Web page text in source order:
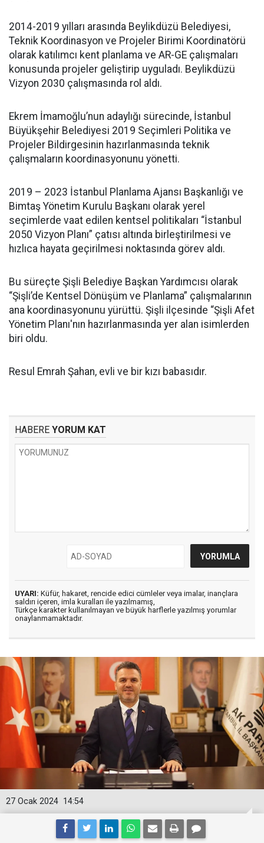
2014-2019 yılları arasında Beylikdüzü Belediyesi,
Teknik Koordinasyon ve Projeler Birimi Koordinatörü
olarak katılımcı kent planlama ve AR-GE çalışmaları
konusunda projeler geliştirip uyguladı. Beylikdüzü
Vizyon 2030 çalışmasında rol aldı.
Ekrem İmamoğlu’nun adaylığı sürecinde, İstanbul
Büyükşehir Belediyesi 2019 Seçimleri Politika ve
Projeler Bildirgesinin hazırlanmasında teknik
çalışmaların koordinasyonunu yönetti.
2019 – 2023 İstanbul Planlama Ajansı Başkanlığı ve
Bimtaş Yönetim Kurulu Başkanı olarak yerel
seçimlerde vaat edilen kentsel politikaları “İstanbul
2050 Vizyon Planı” çatısı altında birleştirilmesi ve
hızlıca hayata geçirilmesi noktasında görev aldı.
Bu süreçte Şişli Belediye Başkan Yardımcısı olarak
“Şişli’de Kentsel Dönüşüm ve Planlama” çalışmalarının
ana koordinasyonunu yürüttü. Şişli ilçesinde “Şişli Afet
Yönetim Planı'nın hazırlanmasında yer alan isimlerden
biri oldu.
Resul Emrah Şahan, evli ve bir kızı babasıdır.
HABERE YORUM KAT
UYARI: Küfür, hakaret, rencide edici cümleler veya imalar, inançlara
saldırı içeren, imla kuralları ile yazılmamış,
Türkçe karakter kullanılmayan ve büyük harflerle yazılmış yorumlar
onaylanmamaktadır.
14:54
27 Ocak 2024